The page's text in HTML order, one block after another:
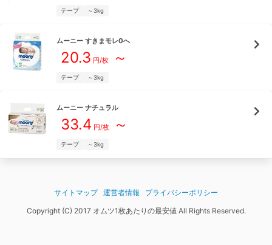
テープ ～3kg
ムーニー すきまモレ0へ
20.3 円/枚～
テープ ～3kg
ムーニー ナチュラル
33.4 円/枚～
テープ ～3kg
サイトマップ 運営者情報
プライバシーポリシー
Copyright (C) 2017 オムツ1枚あたりの最安値 All Rights Reserved.